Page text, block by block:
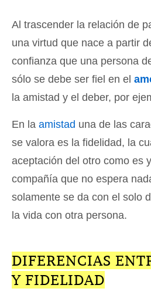
Al trascender la relación de
una virtud que nace a partir
confianza que una persona
sólo se debe ser fiel en el
la amistad y el deber, por
En la amistad una de las
se valora es la fidelidad, la
aceptación del otro como es
compañía que no espera
solamente se da con el solo
la vida con otra persona.
DIFERENCIAS
Y FIDELIDAD